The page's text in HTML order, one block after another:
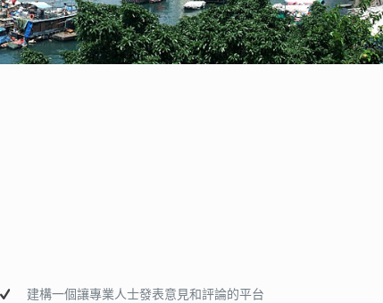
建構一個讓專業人士發表意見和評論的平台